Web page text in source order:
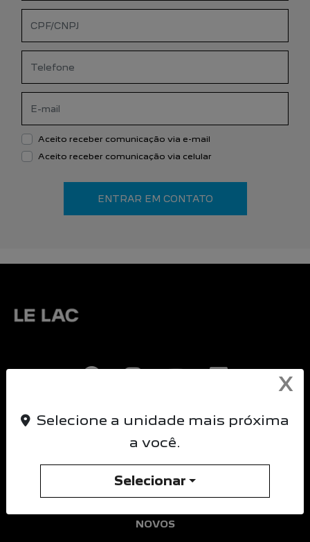
Aceito receber comunicação via e-mail
Aceito receber comunicação via celular
ENTRAR EM CONTATO
Le Lac Veiculos SA
CNPJ: 73.402.711/0001-66
OPORTUNIDADE IMPERDÍVEL
NOVOS
X
Selecione a unidade mais próxima
a você.
Selecionar